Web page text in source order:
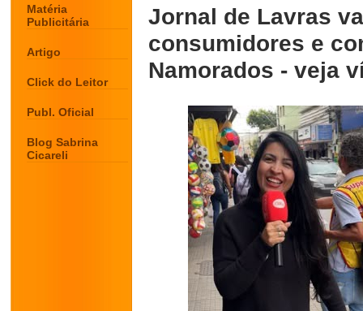
Matéria
Publicitária
Artigo
Click do Leitor
Publ. Oficial
Blog Sabrina
Cicareli
Jornal de Lavras
consumidores e
Namorados - veja